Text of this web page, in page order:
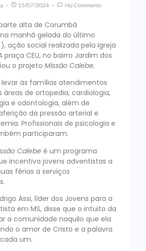
15/07/2024 No Comments
alta de Corumbá
manhã gelada do último
ação social realizada pela Igreja
praça CEU, no bairro Jardim dos
o projeto Missão Calebe.
às famílias atendimentos
áreas de ortopedia, cardiologia,
e odontologia, além de
da pressão arterial e
Profissionais de psicologia e
participaram.
Calebe é um programa
incentiva jovens adventistas a
férias a serviços
Assi, líder dos Jovens para a
em MS, disse que o intuito da
a comunidade naquilo que ela
o amor de Cristo e a palavra
um.